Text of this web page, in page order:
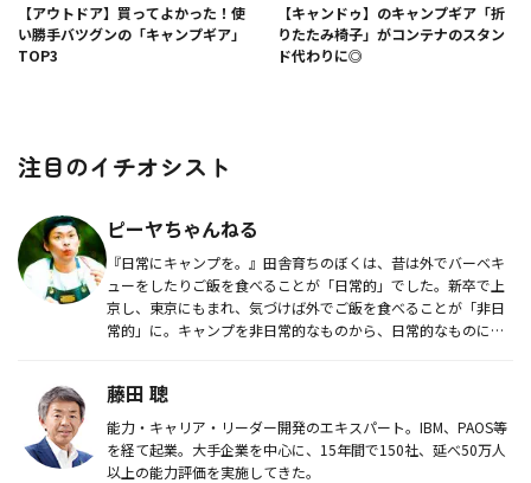
【アウトドア】買ってよかった！使
い勝手バツグンの「キャンプギア」
TOP3
【キャンドゥ】のキャンプギア「折
りたたみ椅子」がコンテナのスタン
ド代わりに◎
注目のイチオシスト
ピーヤちゃんねる
『日常にキャンプを。』田舎育ちのぼくは、昔は外でバーベキ
ューをしたりご飯を食べることが「日常的」でした。新卒で上
京し、東京にもまれ、気づけば外でご飯を食べることが「非日
常的」に。キャンプを非日常的なものから、日常的なものにし
藤田 聰
能力・キャリア・リーダー開発のエキスパート。IBM、PAOS等
を経て起業。大手企業を中心に、15年間で150社、延べ50万人
以上の能力評価を実施してきた。